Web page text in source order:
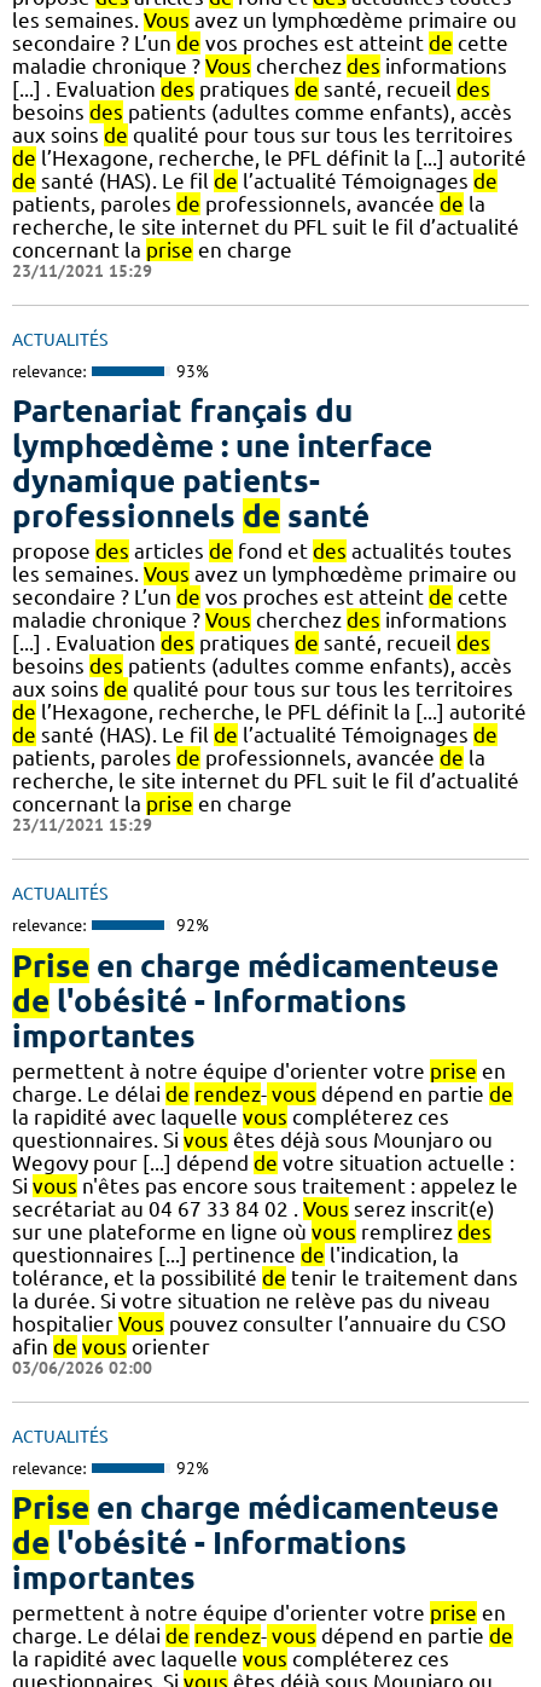
les semaines. Vous avez un lymphœdème primaire ou
secondaire ? L’un de vos proches est atteint de cette
maladie chronique ? Vous cherchez des informations
[...] . Evaluation des pratiques de santé, recueil des
besoins des patients (adultes comme enfants), accès
aux soins de qualité pour tous sur tous les territoires
de l’Hexagone, recherche, le PFL définit la [...] autorité
de santé (HAS). Le fil de l’actualité Témoignages de
patients, paroles de professionnels, avancée de la
recherche, le site internet du PFL suit le fil d’actualité
concernant la prise en charge
23/11/2021 15:29
ACTUALITÉS
relevance: 93%
Partenariat français du
lymphœdème : une interface
dynamique patients-
professionnels de santé
propose des articles de fond et des actualités toutes
les semaines. Vous avez un lymphœdème primaire ou
secondaire ? L’un de vos proches est atteint de cette
maladie chronique ? Vous cherchez des informations
[...] . Evaluation des pratiques de santé, recueil des
besoins des patients (adultes comme enfants), accès
aux soins de qualité pour tous sur tous les territoires
de l’Hexagone, recherche, le PFL définit la [...] autorité
de santé (HAS). Le fil de l’actualité Témoignages de
patients, paroles de professionnels, avancée de la
recherche, le site internet du PFL suit le fil d’actualité
concernant la prise en charge
23/11/2021 15:29
ACTUALITÉS
relevance: 92%
Prise en charge médicamenteuse
de l'obésité - Informations
importantes
permettent à notre équipe d'orienter votre prise en
charge. Le délai de rendez- vous dépend en partie de
la rapidité avec laquelle vous compléterez ces
questionnaires. Si vous êtes déjà sous Mounjaro ou
Wegovy pour [...] dépend de votre situation actuelle :
Si vous n'êtes pas encore sous traitement : appelez le
secrétariat au 04 67 33 84 02 . Vous serez inscrit(e)
sur une plateforme en ligne où vous remplirez des
questionnaires [...] pertinence de l'indication, la
tolérance, et la possibilité de tenir le traitement dans
la durée. Si votre situation ne relève pas du niveau
hospitalier Vous pouvez consulter l’annuaire du CSO
afin de vous orienter
03/06/2026 02:00
ACTUALITÉS
relevance: 92%
Prise en charge médicamenteuse
de l'obésité - Informations
importantes
permettent à notre équipe d'orienter votre prise en
charge. Le délai de rendez- vous dépend en partie de
la rapidité avec laquelle vous compléterez ces
questionnaires. Si vous êtes déjà sous Mounjaro ou